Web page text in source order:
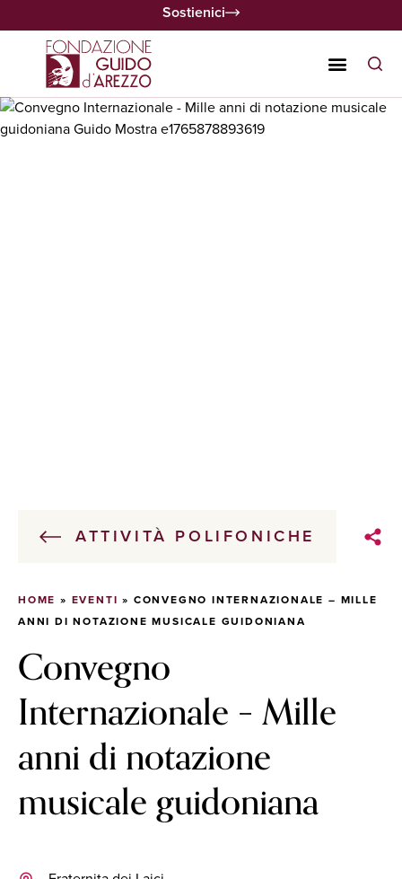
Sostienici
ATTIVITÀ POLIFONICHE
HOME » EVENTI » CONVEGNO INTERNAZIONALE – MILLE
ANNI DI NOTAZIONE MUSICALE GUIDONIANA
Convegno
Internazionale – Mille
anni di notazione
musicale guidoniana